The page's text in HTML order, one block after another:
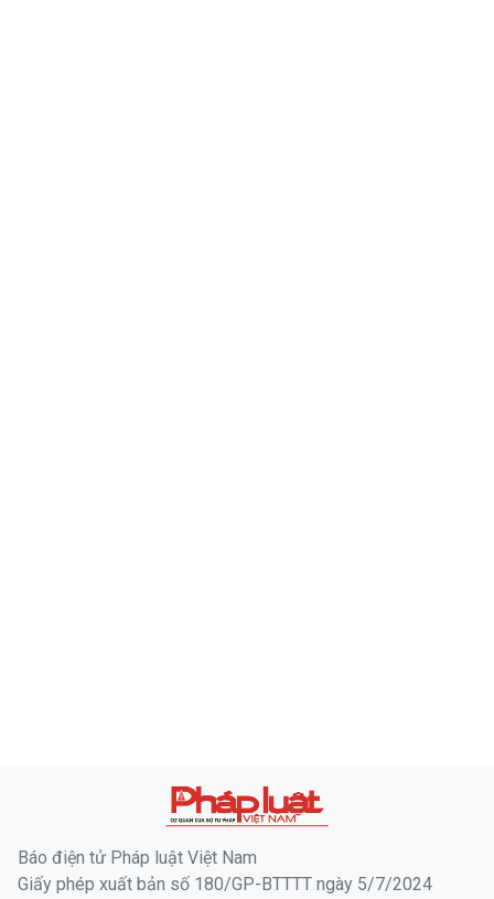
Báo điện tử Pháp luật Việt Nam
Giấy phép xuất bản số 180/GP-BTTTT ngày 5/7/2024